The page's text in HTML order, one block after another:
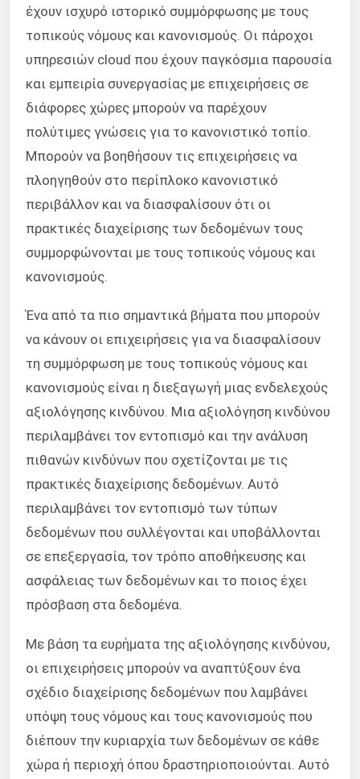
έχουν ισχυρό ιστορικό συμμόρφωσης με τους
τοπικούς νόμους και κανονισμούς. Οι πάροχοι
υπηρεσιών cloud που έχουν παγκόσμια παρουσία
και εμπειρία συνεργασίας με επιχειρήσεις σε
διάφορες χώρες μπορούν να παρέχουν
πολύτιμες γνώσεις για το κανονιστικό τοπίο.
Μπορούν να βοηθήσουν τις επιχειρήσεις να
πλοηγηθούν στο περίπλοκο κανονιστικό
περιβάλλον και να διασφαλίσουν ότι οι
πρακτικές διαχείρισης των δεδομένων τους
συμμορφώνονται με τους τοπικούς νόμους και
κανονισμούς.
Ένα από τα πιο σημαντικά βήματα που μπορούν
να κάνουν οι επιχειρήσεις για να διασφαλίσουν
τη συμμόρφωση με τους τοπικούς νόμους και
κανονισμούς είναι η διεξαγωγή μιας ενδελεχούς
αξιολόγησης κινδύνου. Μια αξιολόγηση κινδύνου
περιλαμβάνει τον εντοπισμό και την ανάλυση
πιθανών κινδύνων που σχετίζονται με τις
πρακτικές διαχείρισης δεδομένων. Αυτό
περιλαμβάνει τον εντοπισμό των τύπων
δεδομένων που συλλέγονται και υποβάλλονται
σε επεξεργασία, τον τρόπο αποθήκευσης και
ασφάλειας των δεδομένων και το ποιος έχει
πρόσβαση στα δεδομένα.
Με βάση τα ευρήματα της αξιολόγησης κινδύνου,
οι επιχειρήσεις μπορούν να αναπτύξουν ένα
σχέδιο διαχείρισης δεδομένων που λαμβάνει
υπόψη τους νόμους και τους κανονισμούς που
διέπουν την κυριαρχία των δεδομένων σε κάθε
χώρα ή περιοχή όπου δραστηριοποιούνται. Αυτό